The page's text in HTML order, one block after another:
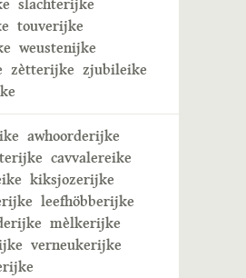
touverijke
weustenijke
zètterijke zjubileike
awhoorderijke
cavvalereike
kiksjozerijke
leefhöbberijke
mèlkerijke
verneukerijke